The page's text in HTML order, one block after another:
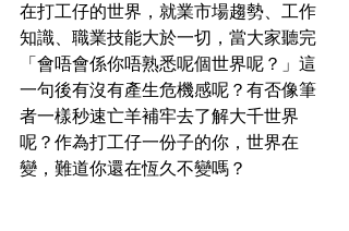
在打工仔的世界，就業市場趨勢、工作
知識、職業技能大於一切，當大家聽完
「會唔會係你唔熟悉呢個世界呢？」這
一句後有沒有產生危機感呢？有否像筆
者一樣秒速亡羊補牢去了解大千世界
呢？作為打工仔一份子的你，世界在
變，難道你還在恆久不變嗎？